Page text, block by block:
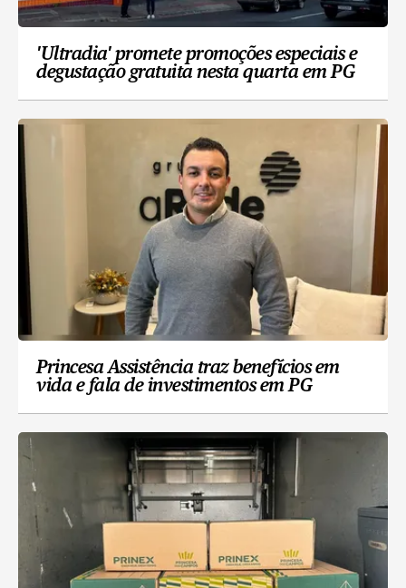
'Ultradia' promete promoções especiais e
degustação gratuita nesta quarta em PG
Princesa Assistência traz benefícios em
vida e fala de investimentos em PG